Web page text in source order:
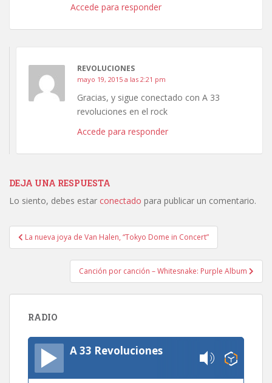
Accede para responder
REVOLUCIONES
mayo 19, 2015 a las 2:21 pm
Gracias, y sigue conectado con A 33
revoluciones en el rock
Accede para responder
DEJA UNA RESPUESTA
Lo siento, debes estar conectado para publicar un comentario.
Navegación
de
entradas
La nueva joya de Van Halen, “Tokyo Dome in Concert”
Canción por canción – Whitesnake: Purple Album
RADIO
A 33 Revoluciones